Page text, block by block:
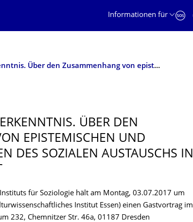
Informationen für
Geselligkeit und Erkenntnis. Über den Zusammenhang von epistemischen und sozialen Tugenden des sozialen Austauschs in der Wissenschaft
ÜBER DEN
EPISTEMISCHEN UND
DES SOZIALEN AUSTAUSCHS IN
für Soziologie hält am Montag, 03.07.2017 um
Institut Essen) einen Gastvortrag im
232, Chemnitzer Str. 46a, 01187 Dresden